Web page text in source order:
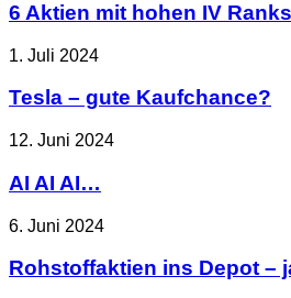
6 Aktien mit hohen IV Ranks
1. Juli 2024
Tesla – gute Kaufchance?
12. Juni 2024
AI AI AI…
6. Juni 2024
Rohstoffaktien ins Depot –